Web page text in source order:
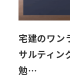
宅建のワン
サルティン
勉…